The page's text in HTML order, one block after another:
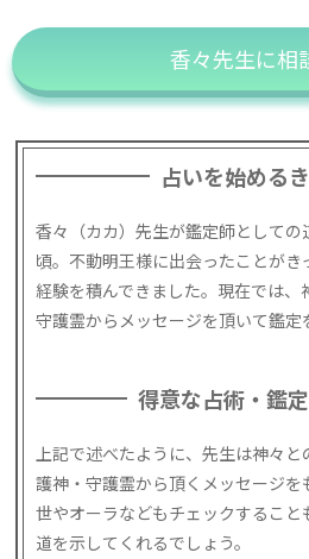
香々先生に相
占いを始める
香々（カカ）先生が鑑定師としての
頃。不動明王様に出会ったことがき
経験を積んできました。現在では、
守護霊からメッセージを頂いて鑑定
得意な占術・鑑
上記で述べたように、先生は神々
護神・守護霊から頂くメッセージ
世やオーラなどもチェックすること
道を示してくれるでしょう。